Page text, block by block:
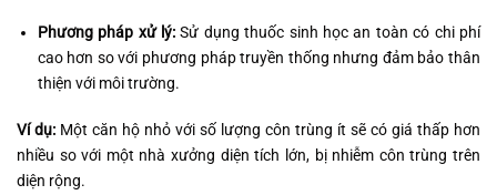
Phương pháp xử lý:Sử dụng thuốc sinh học an toàn có chi phí
cao hơn so với phương pháp truyền thống nhưng đảm bảo thân
thiện với môi trường.
Ví dụ: Một căn hộ nhỏ với số lượng côn trùng ít sẽ có giá thấp hơn
nhiều so với một nhà xưởng diện tích lớn, bị nhiễm côn trùng trên
diện rộng.